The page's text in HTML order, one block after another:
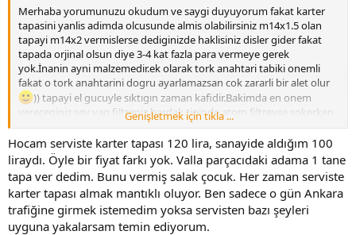
Merhaba yorumunuzu okudum ve saygi duyuyorum fakat karter
tapasini yanlis adimda olcusunde almis olabilirsiniz m14x1.5 olan
tapayi m14x2 vermislerse dediginizde haklisiniz disler gider fakat
tapada orjinal olsun diye 3-4 kat fazla para vermeye gerek
yok.İnanin ayni malzemedir.ek olarak tork anahtari tabiki onemli
fakat o tork anahtarini dogru ayarlamazsan cok zararli bir alet olur
)) tapayi el gucuyle sıktıgın zaman kafidir.Bakimda en onem
vereceginiz sey yag filtreniz bardak tipinde atom filtreyse sokerken
contasi yuvada kalabilir onu mutlaka kontrol edin 2 conta ust uste
sıkarsanız yag akar.Onun haricinde cokta misyon yuklememek
lazim.Her 10 bin km de yag hava hatta bence mazot filtresinide
degistirip iyi bir yag koyarsaniz pek bir sorun yasamazsiniz.
Genişletmek için tıkla ...
Hocam serviste karter tapası 120 lira, sanayide aldığım 100
liraydı. Öyle bir fiyat farkı yok. Valla parçacıdaki adama 1 tane
tapa ver dedim. Bunu vermiş salak çocuk. Her zaman serviste
karter tapası almak mantıklı oluyor. Ben sadece o gün Ankara
trafiğine girmek istemedim yoksa servisten bazı şeyleri
uyguna yakalarsam temin ediyorum.